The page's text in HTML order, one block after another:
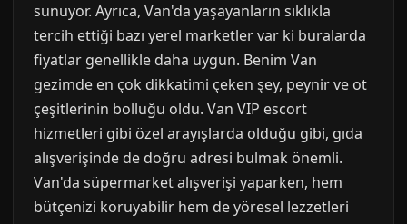
sunuyor. Ayrıca, Van'da yaşayanların sıklıkla
tercih ettiği bazı yerel marketler var ki buralarda
fiyatlar genellikle daha uygun. Benim Van
gezimde en çok dikkatimi çeken şey, peynir ve ot
çeşitlerinin bolluğu oldu. Van VIP escort
hizmetleri gibi özel arayışlarda olduğu gibi, gıda
alışverişinde de doğru adresi bulmak önemli.
Van'da süpermarket alışverişi yaparken, hem
bütçenizi koruyabilir hem de yöresel lezzetleri